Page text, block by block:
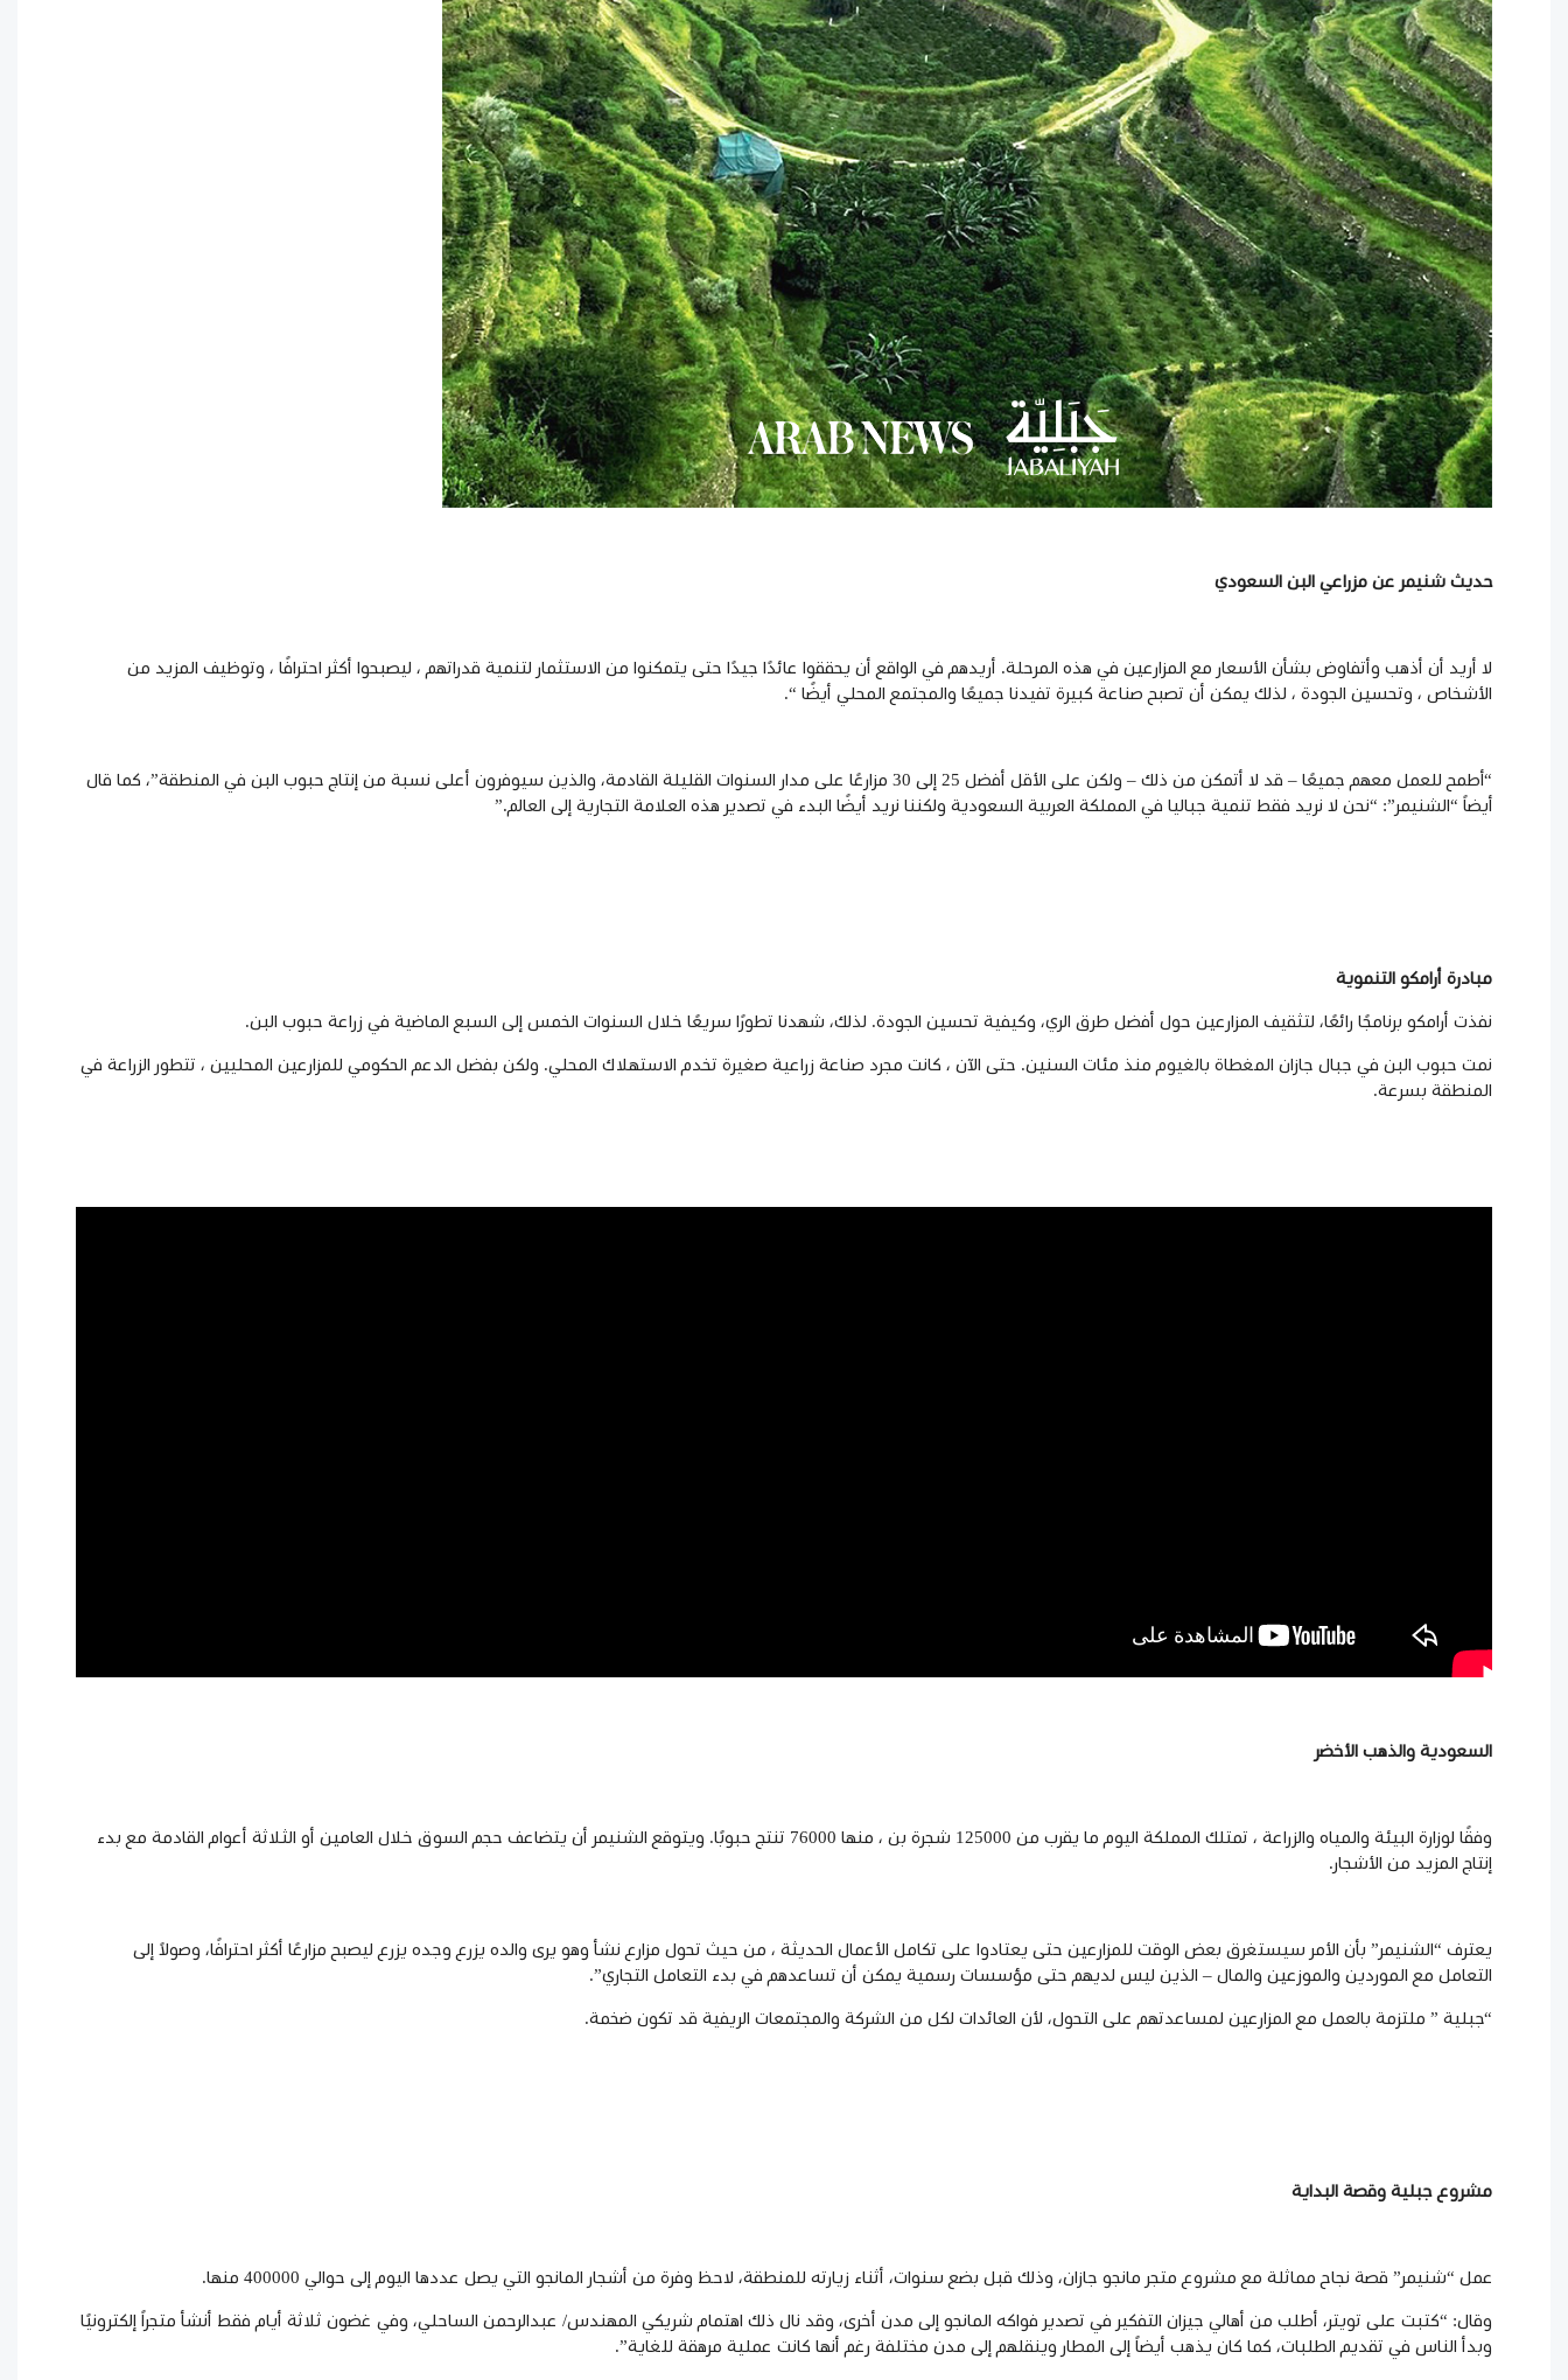
حديث شنيمر عن مزراعي البن السعودي
لا أريد أن أذهب وأتفاوض بشأن الأسعار مع المزارعين في هذه المرحلة. أريدهم في الواقع أن يحققوا عائدًا جيدًا حتى يتمكنوا من الاستثمار لتنمية قدراتهم ، ليصبحوا أكثر احترافًا ، وتوظيف المزيد من
الأشخاص ، وتحسين الجودة ، لذلك يمكن أن تصبح صناعة كبيرة تفيدنا جميعًا والمجتمع المحلي أيضًا “.
“أطمح للعمل معهم جميعًا – قد لا أتمكن من ذلك – ولكن على الأقل أفضل 25 إلى 30 مزارعًا على مدار السنوات القليلة القادمة، والذين سيوفرون أعلى نسبة من إنتاج حبوب البن في المنطقة”، كما قال
أيضاً “الشنيمر”: “نحن لا نريد فقط تنمية جباليا في المملكة العربية السعودية ولكننا نريد أيضًا البدء في تصدير هذه العلامة التجارية إلى العالم.”
مبادرة أرامكو التنموية
نفذت أرامكو برنامجًا رائعًا، لتثقيف المزارعين حول أفضل طرق الري، وكيفية تحسين الجودة. لذلك، شهدنا تطورًا سريعًا خلال السنوات الخمس إلى السبع الماضية في زراعة حبوب البن.
نمت حبوب البن في جبال جازان المغطاة بالغيوم منذ مئات السنين. حتى الآن ، كانت مجرد صناعة زراعية صغيرة تخدم الاستهلاك المحلي. ولكن بفضل الدعم الحكومي للمزارعين المحليين ، تتطور الزراعة في
المنطقة بسرعة.
السعودية والذهب الأخضر
وفقًا لوزارة البيئة والمياه والزراعة ، تمتلك المملكة اليوم ما يقرب من 125000 شجرة بن ، منها 76000 تنتج حبوبًا. ويتوقع الشنيمر أن يتضاعف حجم السوق خلال العامين أو الثلاثة أعوام القادمة مع بدء
إنتاج المزيد من الأشجار.
يعترف “الشنيمر” بأن الأمر سيستغرق بعض الوقت للمزارعين حتى يعتادوا على تكامل الأعمال الحديثة ، من حيث تحول مزارع نشأ وهو يرى والده يزرع وجده يزرع ليصبح مزارعًا أكثر احترافًا، وصولاً إلى
التعامل مع الموردين والموزعين والمال – الذين ليس لديهم حتى مؤسسات رسمية يمكن أن تساعدهم في بدء التعامل التجاري”.
“جبلية ” ملتزمة بالعمل مع المزارعين لمساعدتهم على التحول، لأن العائدات لكل من الشركة والمجتمعات الريفية قد تكون ضخمة.
مشروع جبلية وقصة البداية
عمل “شنيمر” قصة نجاح مماثلة مع مشروع متجر مانجو جازان، وذلك قبل بضع سنوات، أثناء زيارته للمنطقة، لاحظ وفرة من أشجار المانجو التي يصل عددها اليوم إلى حوالي 400000 منها.
وقال: “كتبت على تويتر، أطلب من أهالي جيزان التفكير في تصدير فواكه المانجو إلى مدن أخرى، وقد نال ذلك اهتمام شريكي المهندس/ عبدالرحمن الساحلي، وفي غضون ثلاثة أيام فقط أنشأ متجراً إلكترونيًا
وبدأ الناس في تقديم الطلبات، كما كان يذهب أيضاً إلى المطار وينقلهم إلى مدن مختلفة رغم أنها كانت عملية مرهقة للغاية”.